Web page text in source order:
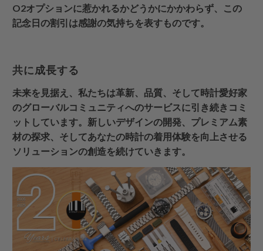
O2オプションに惹かれるかどうかにかかわらず、この
記念日の割引は感謝の気持ちを表すものです。
共に成長する
未来を見据え、私たちは革新、品質、そして時計愛好家
のグローバルコミュニティへのサービスに引き続きコミ
ットしています。新しいデザインの開発、プレミアム素
材の探求、そしてあなたの時計の着用体験を向上させる
ソリューションの創造を続けていきます。